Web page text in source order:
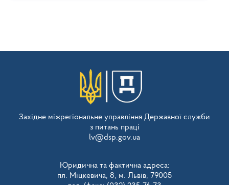
Західне міжрегіональне управління Державної служби
з питань праці
lv@dsp.gov.ua
Юридична та фактична адреса:
пл. Міцкевича, 8, м. Львів, 79005